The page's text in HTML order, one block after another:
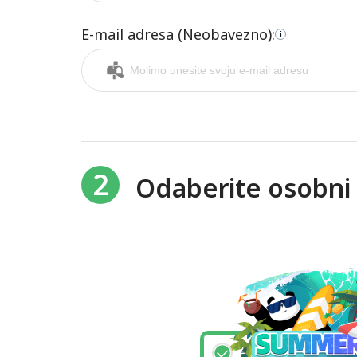
E-mail adresa (Neobavezno): i
2 Odaberite